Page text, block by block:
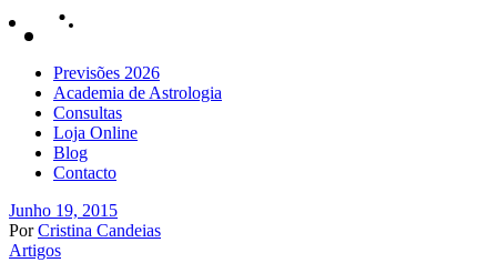
Previsões 2026
Academia de Astrologia
Consultas
Loja Online
Blog
Contacto
Junho 19, 2015
Por Cristina Candeias
Artigos